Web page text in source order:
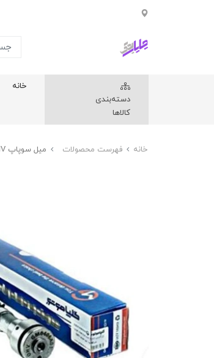
دسته‌بندی
کالاها
خانه
خانه فهرست محصولات ميل سوپاپ OHV (پيکان)